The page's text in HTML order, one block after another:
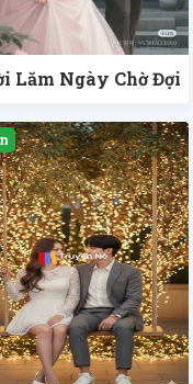
Lăm Ngày Chờ Đợi